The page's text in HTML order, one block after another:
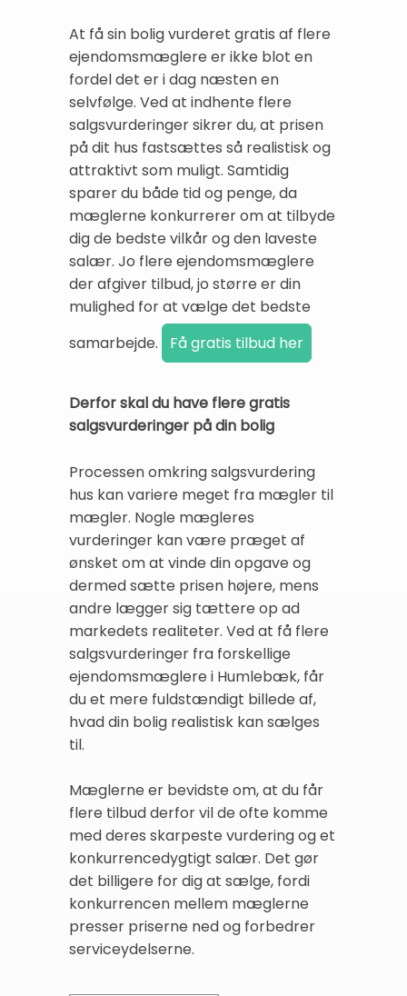
At få sin bolig vurderet gratis af flere
ejendomsmæglere er ikke blot en
fordel det er i dag næsten en
selvfølge. Ved at indhente flere
salgsvurderinger sikrer du, at prisen
på dit hus fastsættes så realistisk og
attraktivt som muligt. Samtidig
sparer du både tid og penge, da
mæglerne konkurrerer om at tilbyde
dig de bedste vilkår og den laveste
salær. Jo flere ejendomsmæglere
der afgiver tilbud, jo større er din
mulighed for at vælge det bedste
samarbejde.
Derfor skal du have flere gratis
salgsvurderinger på din bolig
Processen omkring salgsvurdering
hus kan variere meget fra mægler til
mægler. Nogle mægleres
vurderinger kan være præget af
ønsket om at vinde din opgave og
dermed sætte prisen højere, mens
andre lægger sig tættere op ad
markedets realiteter. Ved at få flere
salgsvurderinger fra forskellige
ejendomsmæglere i Humlebæk, får
du et mere fuldstændigt billede af,
hvad din bolig realistisk kan sælges
til.
Mæglerne er bevidste om, at du får
flere tilbud derfor vil de ofte komme
med deres skarpeste vurdering og et
konkurrencedygtigt salær. Det gør
det billigere for dig at sælge, fordi
konkurrencen mellem mæglerne
presser priserne ned og forbedrer
serviceydelserne.